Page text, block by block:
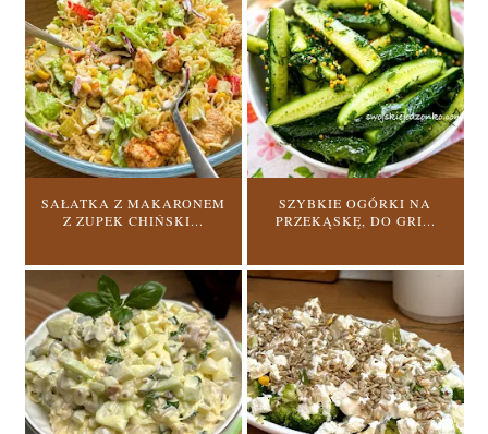
SAŁATKA Z MAKARONEM
Z ZUPEK CHIŃSKI...
SZYBKIE OGÓRKI NA
PRZEKĄSKĘ, DO GRI...